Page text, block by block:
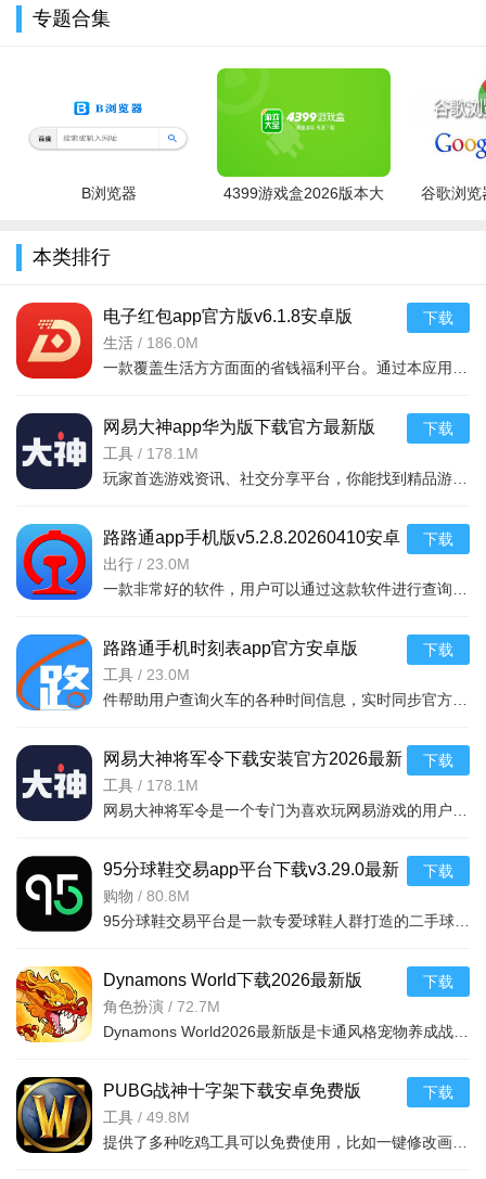
软件教程：
首先到本站下载绝情联名弱网
选择要测试的应用
返回主页点击绝情
然后开始检测即可
专题合集
B浏览器
4399游戏盒2026版本大
谷歌浏览
本类排行
电子红包app官方版v6.1.8安卓版
生活 / 186.0M
下载
网易大神app华为版下载官方最新版
v4.15.0华为版
工具 / 178.1M
下载
路路通app手机版v5.2.8.20260410安卓
版
出行 / 23.0M
下载
路路通手机时刻表app官方安卓版
v5.2.8.20260410安卓版
工具 / 23.0M
下载
网易大神将军令下载安装官方2026最新
版v4.15.0安卓版
工具 / 178.1M
下载
95分球鞋交易app平台下载v3.29.0最新
版
购物 / 80.8M
下载
Dynamons World下载2026最新版
v1.12.62 安卓版
角色扮演 / 72.7M
下载
PUBG战神十字架下载安卓免费版
v7.68.0安卓免费版
工具 / 49.8M
下载